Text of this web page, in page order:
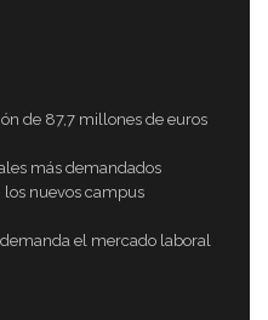
de 87,7 millones de euros
más demandados
los nuevos campus
el mercado laboral